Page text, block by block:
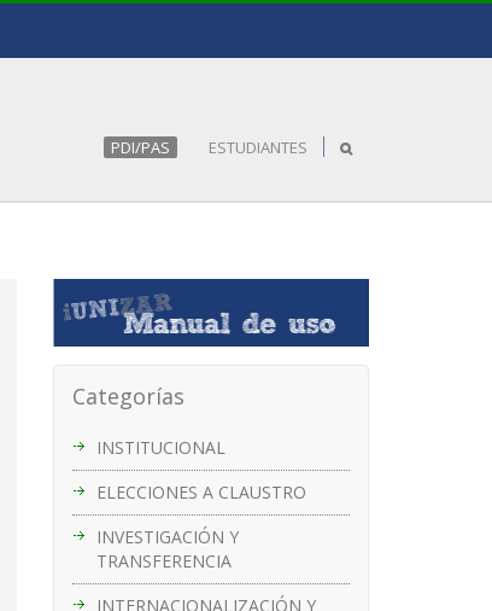
PDI/PAS ESTUDIANTES
Categorías
INSTITUCIONAL
ELECCIONES A CLAUSTRO
INVESTIGACIÓN Y
TRANSFERENCIA
INTERNACIONALIZACIÓN Y